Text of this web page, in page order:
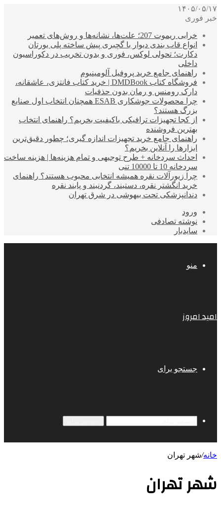
۱۴۰۵/۰۵/۱۷
خبر فوری
خرابی ریموت 207؛ علت‌ها، نشانه‌ها و روش‌های تعمیر
انواع قاب بندی دیوار با گچبری پیش ساخته پلی یورتان
دکارت؛ تحولی لوکس، فوری و بدون تخریب در دکوراسیون
داخلی
راهنمای جامع خرید پروفیل آلومینیوم
فروشگاه کتاب DMDBook | خرید کتاب فانتزی، عاشقانه،
دارک رومنس و رمان بدون حذفیات
چرا محصولات جوشکاری ESAB همچنان انتخاب اول صنایع
بزرگ هستند؟
از کجا تجهیزات ترافیکی باکیفیت بخریم؟ راهنمای انتخاب
بهترین فروشنده
راهنمای جامع خرید تجهیزات اندازه گیری؛ چطور دقیق‌ترین
ابزارها را آنلاین بخریم؟
احداث سردخانه + طرح توجیهی و تمام هزینه‌ها | هزینه ساخت
سردخانه 10 تا 10000 تنی
چرا زیورآلات نقره همیشه انتخابی محبوب هستند؟ راهنمای
خرید انگشتر نقره، دستبند، گردنبند و پابند نقره
دندانپزشکی تحت بیهوشی در شرق تهران
ورود
نوشته تصادفی
سایدبار
منو
امید امروز
جستجو برای
خانه/شهر تهران
شهر تهران